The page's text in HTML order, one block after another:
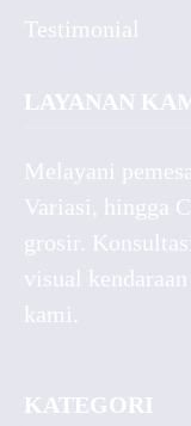
Testimonial
LAYANAN
Melayani
Variasi, hingga
grosir.
visual
kami.
KATEGORI